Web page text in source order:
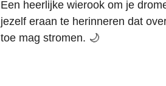
Een heerlijke wierook om je
jezelf eraan te herinneren dat
toe mag stromen. 🌙